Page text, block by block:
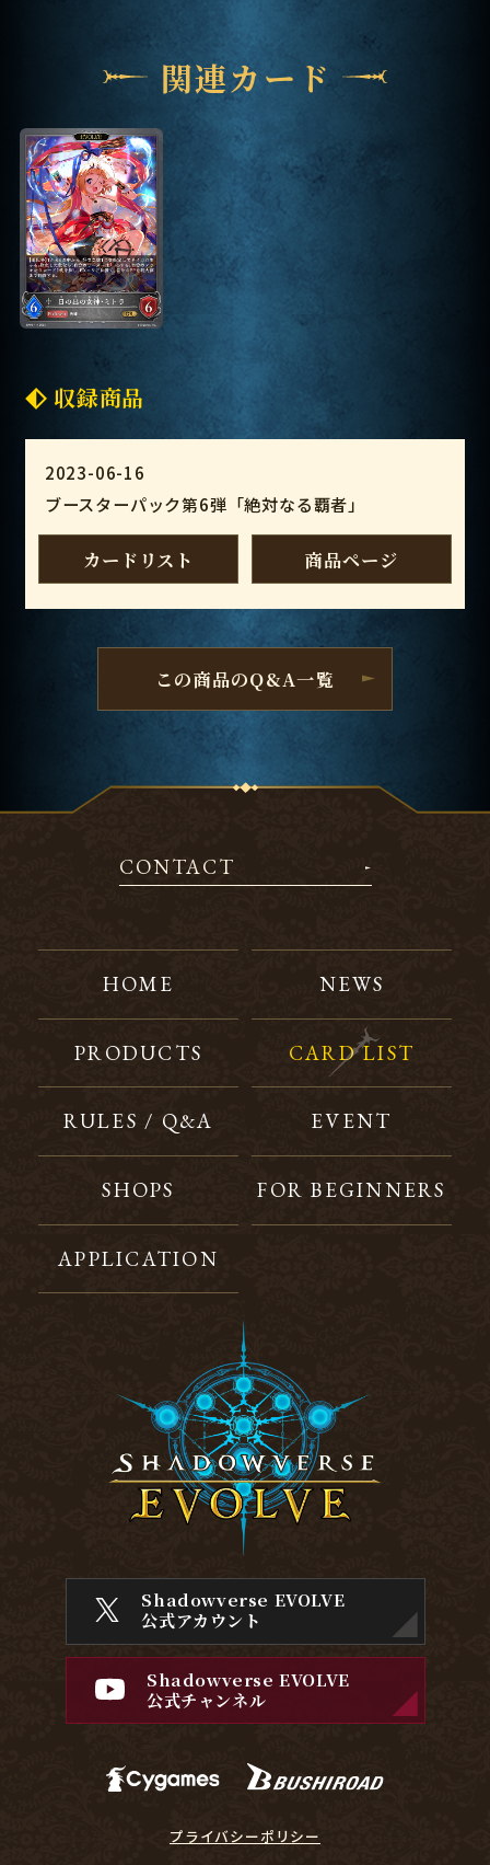
関連カード
収録商品
2023-06-16
ブースターパック第6弾「絶対なる覇者」
カードリスト 商品ページ
この商品のQ&A一覧
CONTACT
HOME NEWS
PRODUCTS CARD LIST
RULES / Q&A EVENT
SHOPS FOR BEGINNERS
APPLICATION
Shadowverse EVOLVE
公式アカウント
Shadowverse EVOLVE
公式チャンネル
プライバシーポリシー